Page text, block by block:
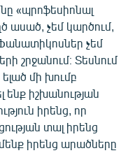
«պրոֆեսիոնալ
ասած, չեմ կարծում,
չեմ
շրջանում։ Տեսնում
մի խումբ
ենք իշխանության
իրենց, որ
տալ իրենց
մենք իրենց արածները